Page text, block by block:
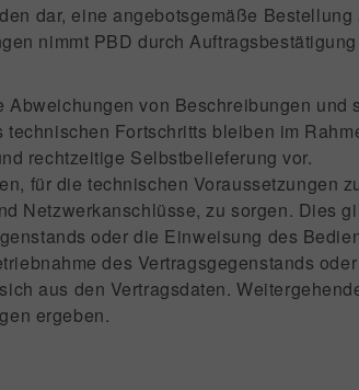
dar, eine angebotsgemäße
nimmt PBD durch
von Beschreibungen und
Fortschritts bleiben im
rechtzeitige Selbstbelieferung vor.
für die technischen Voraussetzungen
Netzwerkanschlüsse, zu sorgen. Dies
oder die Einweisung des
des Vertragsgegenstands
aus den Vertragsdaten.
ergeben.